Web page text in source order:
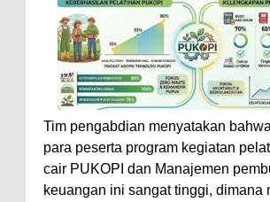
Tim pengabdian menyatakan
para peserta program kegiatan
cair PUKOPI dan Manajemen
keuangan ini sangat tinggi, dimana